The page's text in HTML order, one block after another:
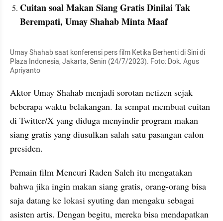
Cuitan soal Makan Siang Gratis Dinilai Tak
Berempati, Umay Shahab Minta Maaf
Umay Shahab saat konferensi pers film Ketika Berhenti di Sini di
Plaza Indonesia, Jakarta, Senin (24/7/2023). Foto: Dok. Agus
Apriyanto
Aktor Umay Shahab menjadi sorotan netizen sejak
beberapa waktu belakangan. Ia sempat membuat cuitan
di Twitter/X yang diduga menyindir program makan
siang gratis yang diusulkan salah satu pasangan calon
presiden.
Pemain film Mencuri Raden Saleh itu mengatakan
bahwa jika ingin makan siang gratis, orang-orang bisa
saja datang ke lokasi syuting dan mengaku sebagai
asisten artis. Dengan begitu, mereka bisa mendapatkan